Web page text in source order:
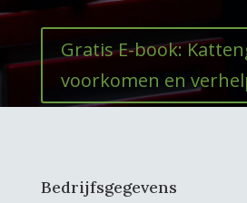
Gratis E-book:
voorkomen en
Bedrijfsgegevens